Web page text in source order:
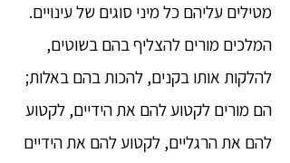
מטילים עליהם כל מיני סוגים של עינויים.
המלכים מורים להצליף בהם בשוטים,
להלקות אותו בקנים, להכות בהם באלות;
הם מורים לקטוע להם את הידיים, לקטוע
להם את הרגליים, לקטוע להם את הידיים